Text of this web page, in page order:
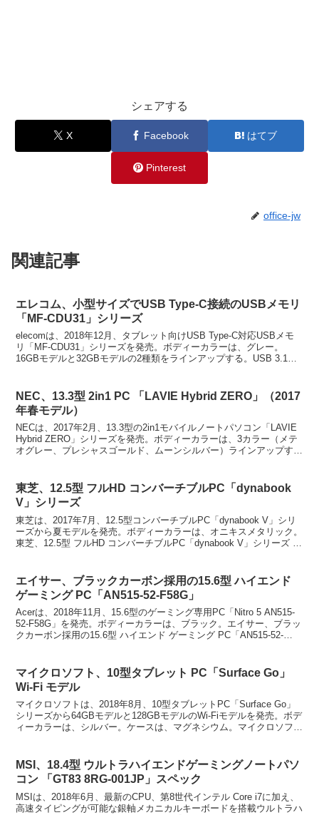
シェアする
X Facebook はてブ
Pinterest
office-jw
関連記事
エレコム、小型サイズでUSB Type-C接続のUSBメモリ
「MF-CDU31」シリーズ
elecomは、2018年12月、タブレット向けUSB Type-C対応USBメモ
リ「MF-CDU31」シリーズを発売。ボディーカラーは、グレー。
16GBモデルと32GBモデルの2種類をラインアップする。USB 3.1
NEC、13.3型 2in1 PC 「LAVIE Hybrid ZERO」（2017
年春モデル）
NECは、2017年2月、13.3型の2in1モバイルノートパソコン「LAVIE
Hybrid ZERO」シリーズを発売。ボディーカラーは、3カラー（メテ
オグレー、プレシャスゴールド、ムーンシルバー）ラインアップす
東芝、12.5型 フルHD コンバーチブルPC「dynabook
V」シリーズ
東芝は、2017年7月、12.5型コンバーチブルPC「dynabook V」シリ
ーズから夏モデルを発売。ボディーカラーは、オニキスメタリック。
東芝、12.5型 フルHD コンバーチブルPC「dynabook V」シリーズ タ
エイサー、ブラックカーボン採用の15.6型 ハイエンド
ゲーミング PC「AN515-52-F58G」
Acerは、2018年11月、15.6型のゲーミング専用PC「Nitro 5 AN515-
52-F58G」を発売。ボディーカラーは、ブラック。エイサー、ブラッ
クカーボン採用の15.6型 ハイエンド ゲーミング PC「AN515-52-
マイクロソフト、10型タブレット PC「Surface Go」
Wi-Fi モデル
マイクロソフトは、2018年8月、10型タブレットPC「Surface Go」
シリーズから64GBモデルと128GBモデルのWi-Fiモデルを発売。ボデ
ィーカラーは、シルバー。ケースは、マグネシウム。マイクロソフ
MSI、18.4型 ウルトラハイエンドゲーミングノートパソ
コン 「GT83 8RG-001JP」スペック
MSIは、2018年6月、最新のCPU、第8世代インテル Core i7に加え、
高速タイピングが可能な銀軸メカニカルキーボードを搭載ウルトラハ